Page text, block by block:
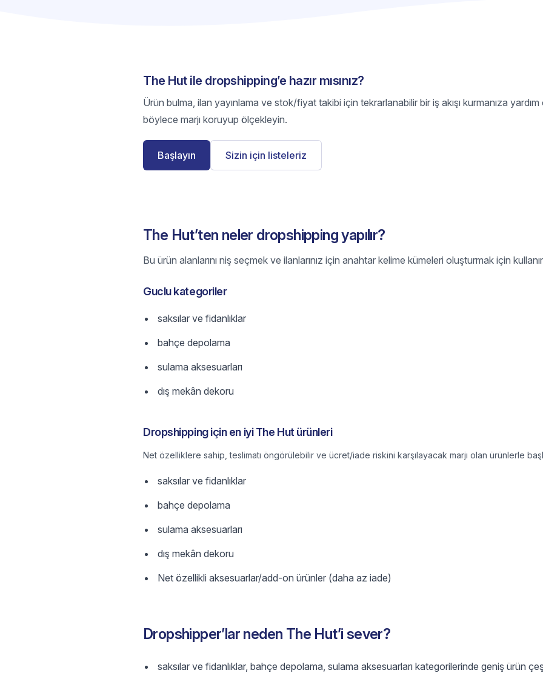
The Hut ile dropshipping’e hazır mısınız?
Ürün bulma, ilan yayınlama ve stok/fiyat takibi için tekrarlanabilir bir iş akışı kurmanıza yardım
böylece marjı koruyup ölçekleyin.
Başlayın Sizin için listeleriz
The Hut’ten neler dropshipping yapılır?
Bu ürün alanlarını niş seçmek ve ilanlarınız için anahtar kelime kümeleri oluşturmak için
Guclu kategoriler
saksılar ve fidanlıklar
bahçe depolama
sulama aksesuarları
dış mekân dekoru
Dropshipping için en iyi The Hut ürünleri
Net özelliklere sahip, teslimatı öngörülebilir ve ücret/iade riskini karşılayacak marjı olan ürünlerle
saksılar ve fidanlıklar
bahçe depolama
sulama aksesuarları
dış mekân dekoru
Net özellikli aksesuarlar/add-on ürünler (daha az iade)
Dropshipper’lar neden The Hut’i sever?
saksılar ve fidanlıklar, bahçe depolama, sulama aksesuarları kategorilerinde geniş ürün